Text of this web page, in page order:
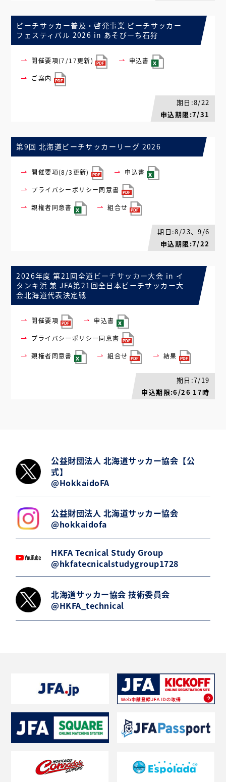
ビーチサッカー普及・啓発事業 ビーチサッカー
フェスティバル 2026 in あそびーち石狩
開催要項(7/17更新) 申込書
ご案内
期日:8/22
申込期限:7/31
第9回 北海道ビーチサッカーリーグ 2026
開催要項(8/3更新) 申込書
プライバシーポリシー同意書
親権者同意書 組合せ
期日:8/23、9/6
申込期限:7/22
2026年度 第21回全道ビーチサッカー大会 in イ
タンキ浜 兼 JFA第21回全日本ビーチサッカー大
会北海道代表決定戦
開催要項 申込書
プライバシーポリシー同意書
親権者同意書 組合せ 結果
期日:7/19
申込期限:6/26 17時
公益財団法人 北海道サッカー協会【公
式】
@HokkaidoFA
公益財団法人 北海道サッカー協会
@hokkaidofa
HKFA Tecnical Study Group
@hkfatecnicalstudygroup1728
北海道サッカー協会 技術委員会
@HKFA_technical